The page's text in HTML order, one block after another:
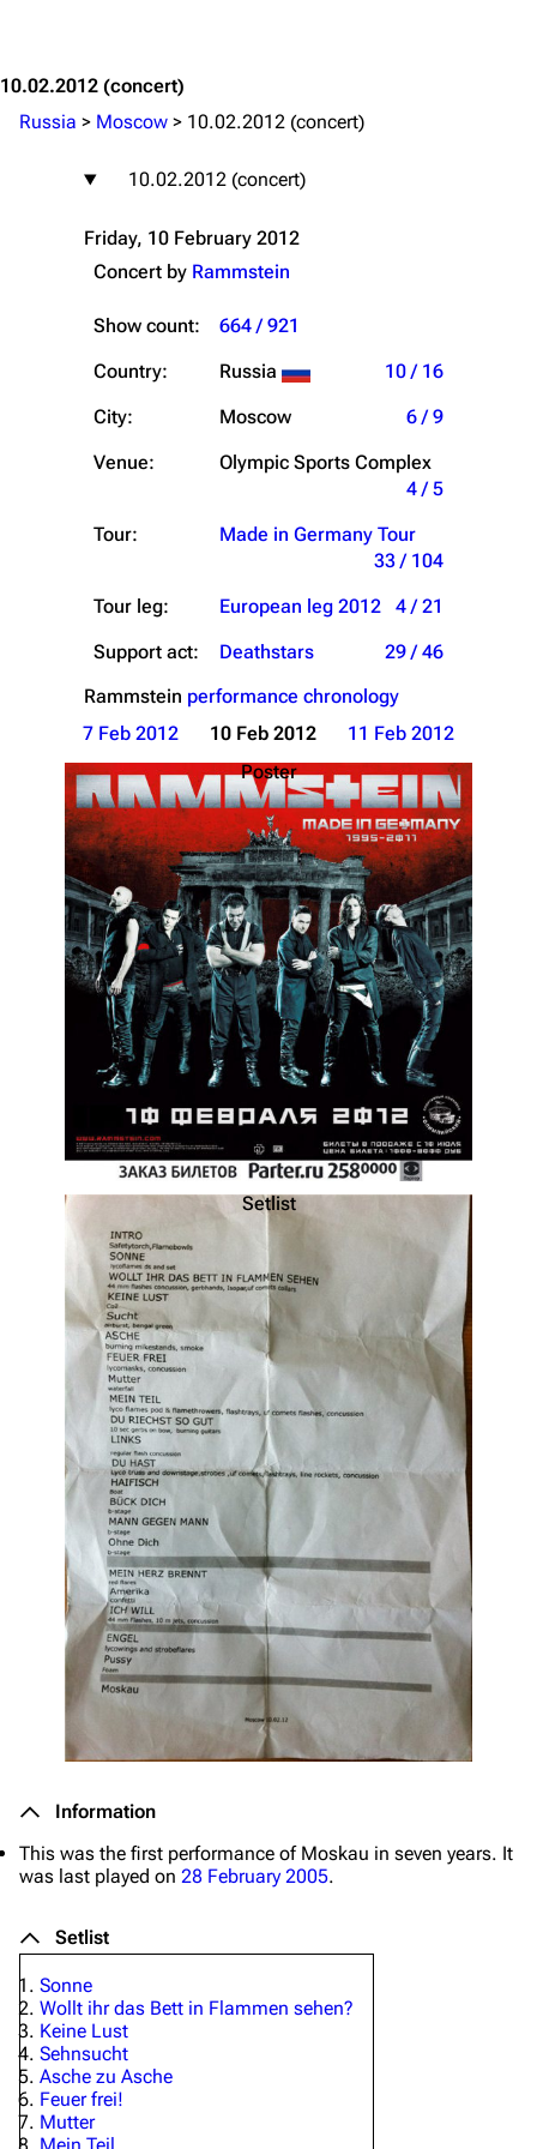
10.02.2012 (concert)
Russia > Moscow > 10.02.2012 (concert)
10.02.2012 (concert)
Friday, 10 February 2012
Concert by Rammstein
Show count:
664 / 921
Country:
Russia
10 / 16
City:
Moscow
6 / 9
Venue:
Olympic Sports Complex
4 / 5
Tour:
Made in Germany Tour
33 / 104
Tour leg:
European leg 2012
4 / 21
Support act:
Deathstars
29 / 46
Rammstein performance chronology
7 Feb 2012
10 Feb 2012
11 Feb 2012
Poster
Setlist
Information
This was the first performance of Moskau in seven years. It
was last played on 28 February 2005.
Setlist
Sonne
Wollt ihr das Bett in Flammen sehen?
Keine Lust
Sehnsucht
Asche zu Asche
Feuer frei!
Mutter